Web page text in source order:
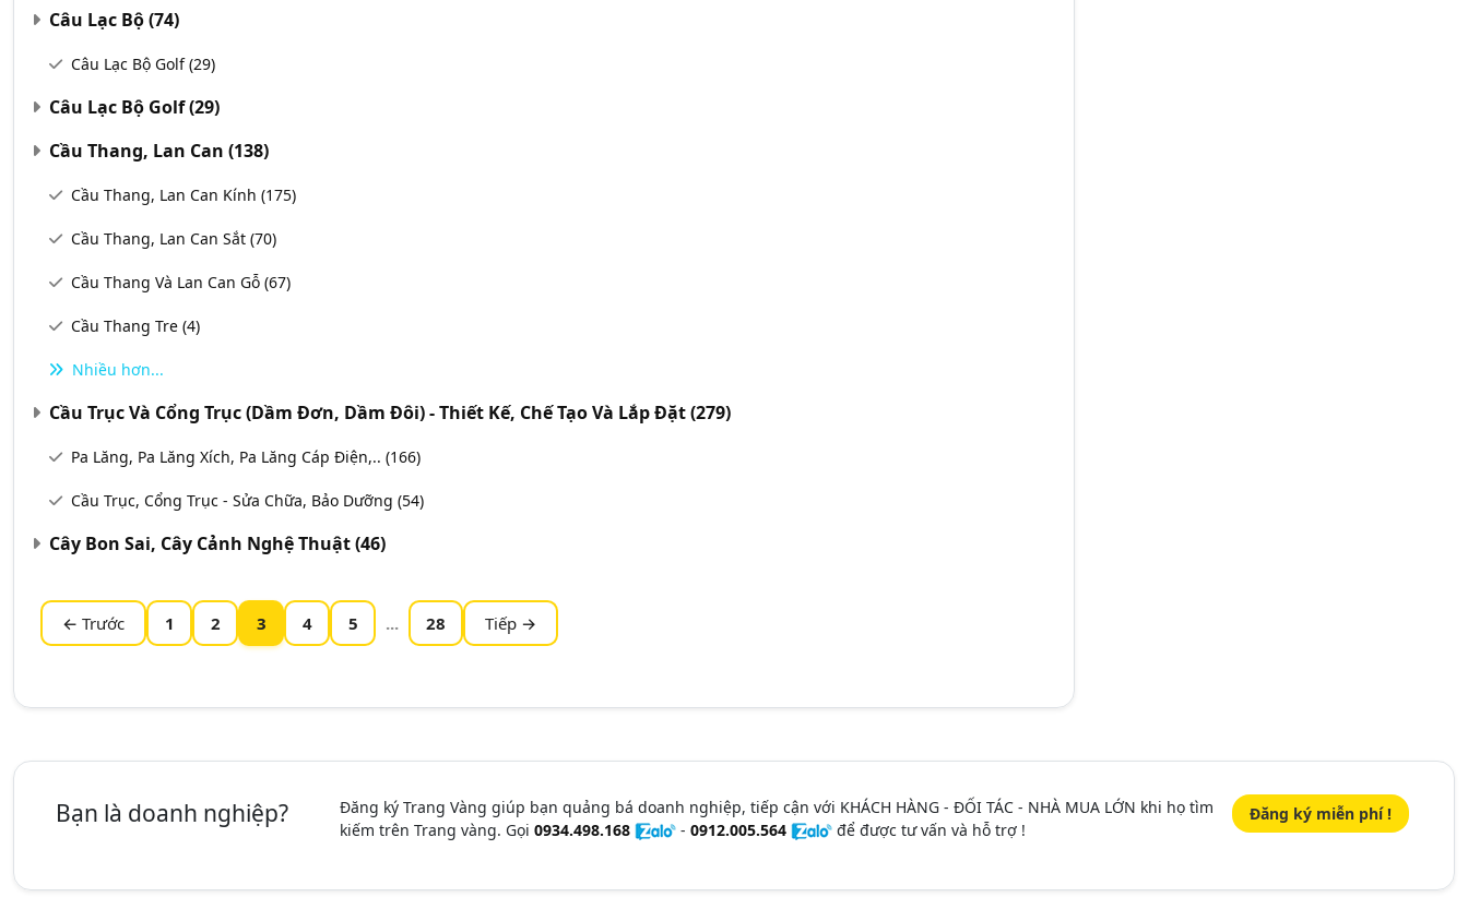
Câu Lạc Bộ(74)
Câu Lạc Bộ Golf(29)
Câu Lạc Bộ Golf(29)
Cầu Thang, Lan Can (138)
Cầu Thang, Lan Can Kính (175)
Cầu Thang, Lan Can Sắt (70)
Cầu Thang Và Lan Can Gỗ (67)
Cầu Thang Tre (4)
Nhiều hơn...
Cầu Trục Và Cổng Trục (Dầm Đơn, Dầm Đôi) - Thiết Kế, Chế Tạo Và Lắp Đặt(279)
Pa Lăng, Pa Lăng Xích, Pa Lăng Cáp Điện,.. (166)
Cầu Trục, Cổng Trục - Sửa Chữa, Bảo Dưỡng (54)
Cây Bon Sai, Cây Cảnh Nghệ Thuật(46)
← Trước 1 2 3 4 5 ... 28 Tiếp →
Bạn là doanh nghiệp?
Đăng ký Trang Vàng giúp bạn quảng bá doanh nghiệp, tiếp cận với KHÁCH HÀNG - ĐỐI TÁC - NHÀ MUA LỚN khi họ tìm
kiếm trên Trang vàng. Gọi 0934.498.168 - 0912.005.564 để được tư vấn và hỗ trợ !
Đăng ký miễn phí !